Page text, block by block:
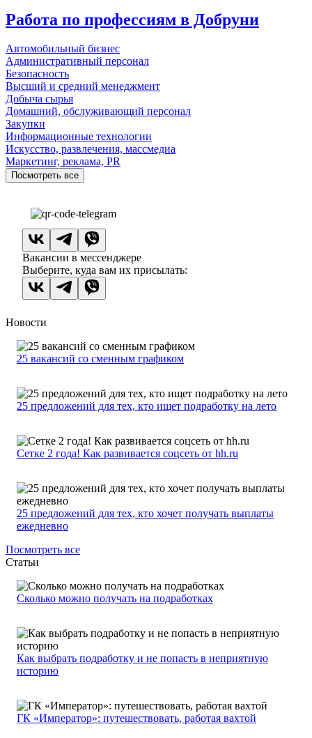
Работа по профессиям в Добруни
Автомобильный бизнес
Административный персонал
Безопасность
Высший и средний менеджмент
Добыча сырья
Домашний, обслуживающий персонал
Закупки
Информационные технологии
Искусство, развлечения, массмедиа
Маркетинг, реклама, PR
Посмотреть все
Вакансии в мессенджере
Выберите, куда вам их присылать:
Новости
25 вакансий со сменным графиком
25 предложений для тех, кто ищет подработку на лето
Сетке 2 года! Как развивается соцсеть от hh.ru
25 предложений для тех, кто хочет получать выплаты
ежедневно
Посмотреть все
Статьи
Сколько можно получать на подработках
Как выбрать подработку и не попасть в неприятную
историю
ГК «Император»: путешествовать, работая вахтой